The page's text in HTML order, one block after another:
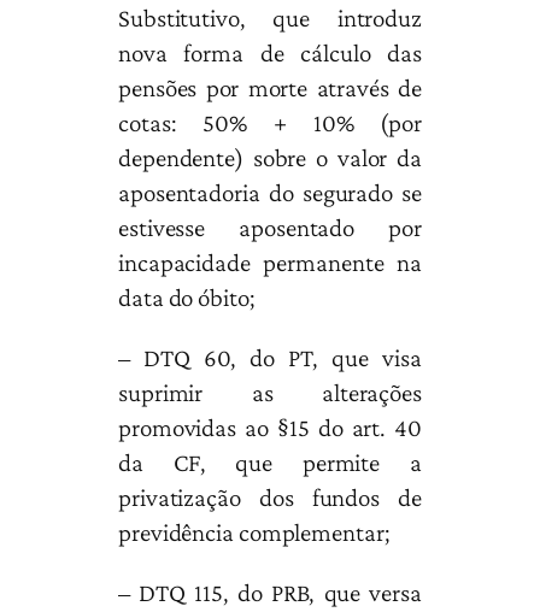
Substitutivo, que introduz
nova forma de cálculo das
pensões por morte através de
cotas: 50% + 10% (por
dependente) sobre o valor da
aposentadoria do segurado se
estivesse aposentado por
incapacidade permanente na
data do óbito;
– DTQ 60, do PT, que visa
suprimir as alterações
promovidas ao §15 do art. 40
da CF, que permite a
privatização dos fundos de
previdência complementar;
– DTQ 115, do PRB, que versa